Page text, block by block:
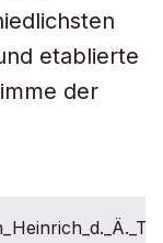
etablierte
der